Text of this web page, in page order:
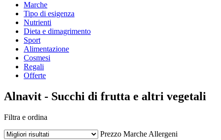
Marche
Tipo di esigenza
Nutrienti
Dieta e dimagrimento
Sport
Alimentazione
Cosmesi
Regali
Offerte
Alnavit - Succhi di frutta e altri vegetali
Filtra e ordina
Prezzo Marche Allergeni